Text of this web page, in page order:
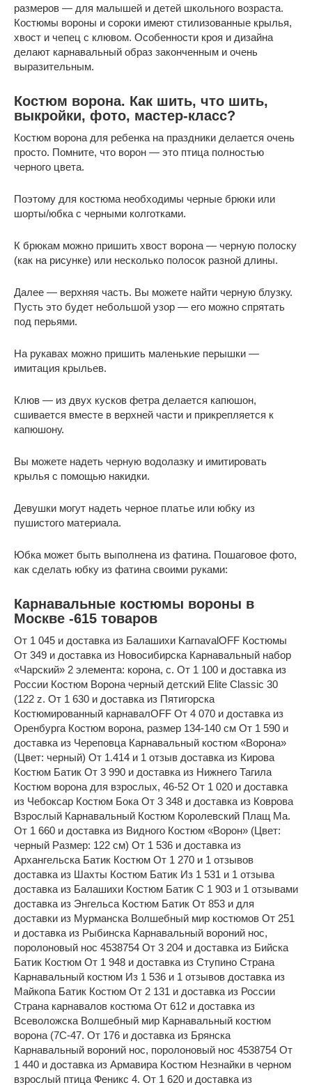
размеров — для малышей и детей школьного возраста.
Костюмы вороны и сороки имеют стилизованные крылья,
хвост и чепец с клювом. Особенности кроя и дизайна
делают карнавальный образ законченным и очень
выразительным.
Костюм ворона. Как шить, что шить,
выкройки, фото, мастер-класс?
Костюм ворона для ребенка на праздники делается очень
просто. Помните, что ворон — это птица полностью
черного цвета.
Поэтому для костюма необходимы черные брюки или
шорты/юбка с черными колготками.
К брюкам можно пришить хвост ворона — черную полоску
(как на рисунке) или несколько полосок разной длины.
Далее — верхняя часть. Вы можете найти черную блузку.
Пусть это будет небольшой узор — его можно спрятать
под перьями.
На рукавах можно пришить маленькие перышки —
имитация крыльев.
Клюв — из двух кусков фетра делается капюшон,
сшивается вместе в верхней части и прикрепляется к
капюшону.
Вы можете надеть черную водолазку и имитировать
крылья с помощью накидки.
Девушки могут надеть черное платье или юбку из
пушистого материала.
Юбка может быть выполнена из фатина. Пошаговое фото,
как сделать юбку из фатина своими руками:
Карнавальные костюмы вороны в
Москве -615 товаров
От 1 045 и доставка из Балашихи KarnavalOFF Костюмы
От 349 и доставка из Новосибирска Карнавальный набор
«Чарский» 2 элемента: корона, с. От 1 100 и доставка из
России Костюм Ворона черный детский Elite Classic 30
(122 z. От 1 630 и доставка из Пятигорска
Костюмированный карнавалOFF От 4 070 и доставка из
Оренбурга Костюм ворона, размер 134-140 см От 1 590 и
доставка из Череповца Карнавальный костюм «Ворона»
(Цвет: черный) От 1.414 и 1 отзыв доставка из Кирова
Костюм Батик От 3 990 и доставка из Нижнего Тагила
Костюм ворона для взрослых, 46-52 От 1 020 и доставка
из Чебоксар Костюм Бока От 3 348 и доставка из Коврова
Взрослый Карнавальный Костюм Королевский Плащ Ма.
От 1 660 и доставка из Видного Костюм «Ворон» (Цвет:
черный Размер: 122 см) От 1 536 и доставка из
Архангельска Батик Костюм От 1 270 и 1 отзывов
доставка из Шахты Костюм Батик Из 1 531 и 1 отзыва
доставка из Балашихи Костюм Батик С 1 903 и 1 отзывами
доставка из Энгельса Костюм Батик От 853 и для
доставки из Мурманска Волшебный мир костюмов От 251
и доставка из Рыбинска Карнавальный вороний нос,
поролоновый нос 4538754 От 3 204 и доставка из Бийска
Батик Костюм От 1 948 и доставка из Ступино Страна
Карнавальный костюм Из 1 536 и 1 отзывов доставка из
Майкопа Батик Костюм От 2 131 и доставка из России
Страна карнавалов костюма От 612 и доставка из
Всеволожска Волшебный мир Карнавальный костюм
ворона (7С-47. От 176 и доставка из Брянска
Карнавальный вороний нос, поролоновый нос 4538754 От
1 440 и доставка из Армавира Костюм Незнайки в черном
взрослый птица Феникс 4. От 1 620 и доставка из